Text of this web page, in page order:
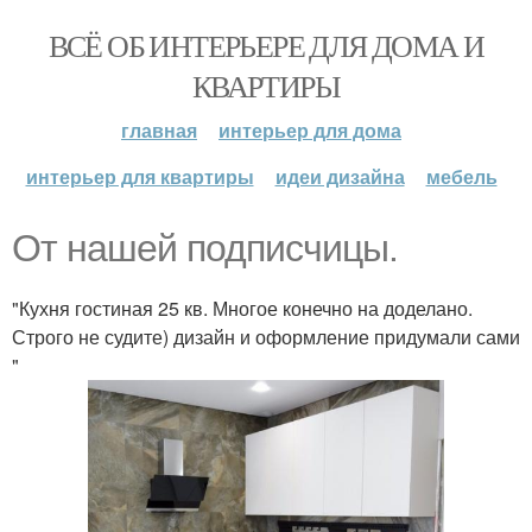
ВСЁ ОБ ИНТЕРЬЕРЕ ДЛЯ ДОМА И
КВАРТИРЫ
главная
интерьер для дома
интерьер для квартиры
идеи дизайна мебель
От нашей подписчицы.
"Кухня гостиная 25 кв. Многое конечно на доделано.
Строго не судите) дизайн и оформление придумали сами
"